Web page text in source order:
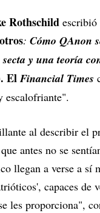
Rothschild escribió
: Cómo QAnon
y una teoría
ElFinancial Times
escalofriante".
al describir el
antes no se
llegan a verse a sí
capaces de
les proporciona",